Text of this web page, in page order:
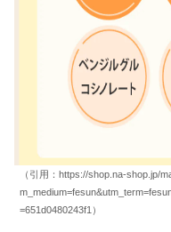
（引用：https://shop.na-shop.jp/
=651d0480243f1）